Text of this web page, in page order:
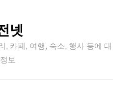
넷
, 카페, 여행, 숙소, 행사 등에 대
보